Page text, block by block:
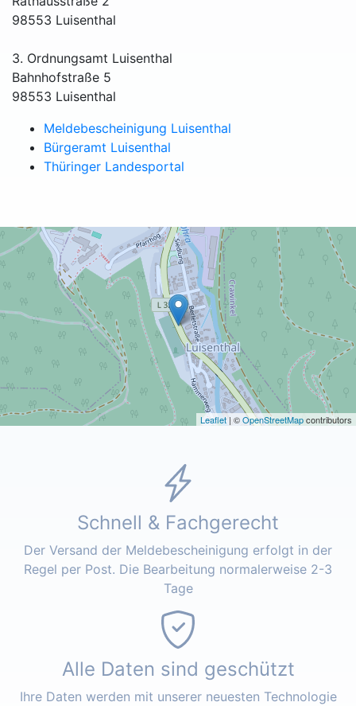
98553 Luisenthal
3. Ordnungsamt Luisenthal
Bahnhofstraße 5
98553 Luisenthal
Meldebescheinigung Luisenthal
Bürgeramt Luisenthal
Thüringer Landesportal
Leaflet | ©OpenStreetMapcontributors
Schnell & Fachgerecht
Der Versand der Meldebescheinigung erfolgt in der
Regel per Post. Die Bearbeitung normalerweise 2-3
Tage
Alle Daten sind geschützt
Ihre Daten werden mit unserer neuesten Technologie